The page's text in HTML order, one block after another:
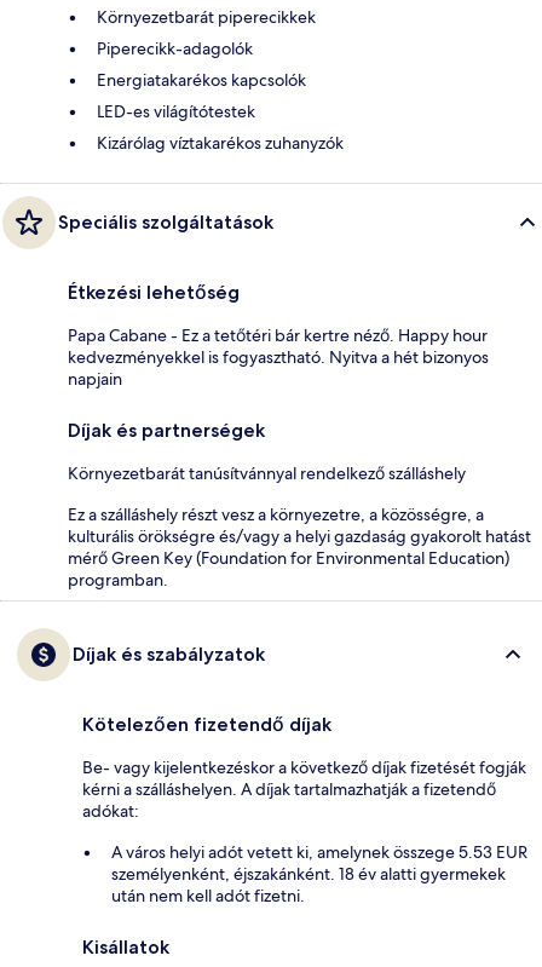
Környezetbarát piperecikkek
Piperecikk-adagolók
Energiatakarékos kapcsolók
LED-es világítótestek
Kizárólag víztakarékos zuhanyzók
Speciális szolgáltatások
Étkezési lehetőség
Papa Cabane - Ez a tetőtéri bár kertre néző. Happy hour
kedvezményekkel is fogyasztható. Nyitva a hét bizonyos
napjain
Díjak és partnerségek
Környezetbarát tanúsítvánnyal rendelkező szálláshely
Ez a szálláshely részt vesz a környezetre, a közösségre, a
kulturális örökségre és/vagy a helyi gazdaság gyakorolt hatást
mérő Green Key (Foundation for Environmental Education)
programban.
Díjak és szabályzatok
Kötelezően fizetendő díjak
Be- vagy kijelentkezéskor a következő díjak fizetését fogják
kérni a szálláshelyen. A díjak tartalmazhatják a fizetendő
adókat:
A város helyi adót vetett ki, amelynek összege 5.53 EUR
személyenként, éjszakánként. 18 év alatti gyermekek
után nem kell adót fizetni.
Kisállatok